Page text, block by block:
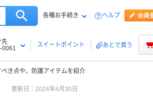
各種お手続き ヘルプ
先
0061
スイートポイント あとで買う
き点や、防護アイテムを紹介
更新日：2024年4月30日